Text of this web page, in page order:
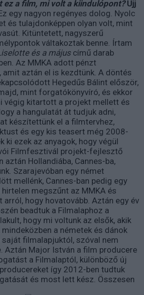
ez a film, mi volt a kiindulópont? Ujj
egy nagyon regényes dolog. Nyolc
és tulajdonképpen olyan volt, mint
Kitüntetett, nagyszerű
váltakoztak benne. Írtam
és a májuscímű darab
Az MMKA adott pénzt
aztán el is kezdtünk. A döntés
Hegedűs Bálint először,
mint forgatókönyvíró, és ekkor
végig kitartott a projekt mellett és
a hangulatát át tudjuk adni,
készítettünk el a filmtervhez,
és egy kis teasert még 2008-
ki ezek az anyagok, hogy végül
Filmfesztivál projekt-fejlesztő
aztán Hollandiába, Cannes-ba,
Szarajevóban egy német
mellénk, Cannes-ban pedig egy
megszűnt az MMKA és
hogy hovatovább. Aztán egy év
beadtuk a Filmalaphoz a
hogy mi voltunk az elsők, akik
a németek és dánok
saját filmalapjuktól, szóval nem
Aztán Major István a film producere
a Filmalaptól, különböző új
így 2012-ben tudtuk
és most lett kész. Összesen